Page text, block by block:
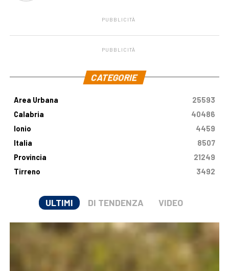
PUBBLICITÀ
PUBBLICITÀ
CATEGORIE
Area Urbana
25593
Calabria
40486
Ionio
4459
Italia
8507
Provincia
21249
Tirreno
3492
ULTIMI DI TENDENZA VIDEO